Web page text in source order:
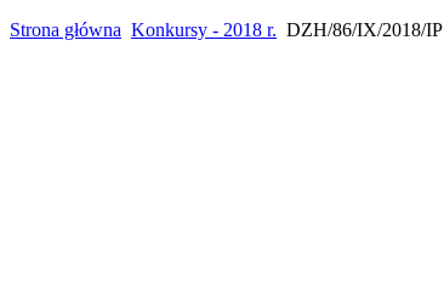
Strona główna Konkursy - 2018 r. DZH/86/IX/2018/IP